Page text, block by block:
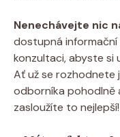
Nenechávejte nic
dostupná
konzultaci, abyste si
Ať už se rozhodnete
odborníka pohodlně
zasloužíte to nejlepší!